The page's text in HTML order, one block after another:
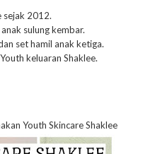
sejak 2012.
sulung kembar.
set hamil anak ketiga.
keluaran Shaklee.
Youth Skincare Shaklee